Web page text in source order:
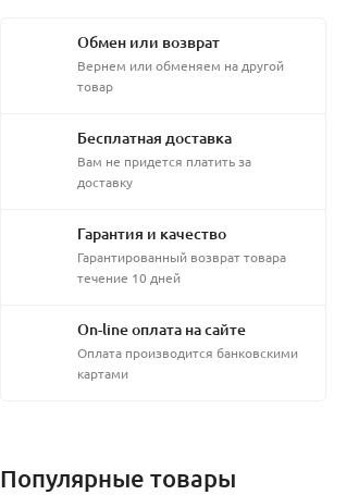
Обмен или возврат
Вернем или обменяем на другой
товар
Бесплатная доставка
Вам не придется платить за
доставку
Гарантия и качество
Гарантированный возврат товара
течение 10 дней
On-line оплата на сайте
Оплата производится банковскими
картами
Популярные товары